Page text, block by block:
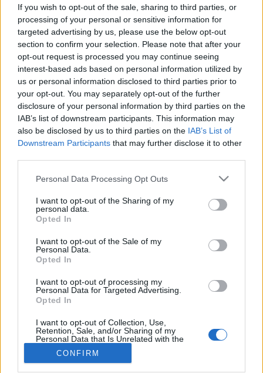
If you wish to opt-out of the sale, sharing to third parties, or
processing of your personal or sensitive information for
targeted advertising by us, please use the below opt-out
section to confirm your selection. Please note that after your
opt-out request is processed you may continue seeing
interest-based ads based on personal information utilized by
us or personal information disclosed to third parties prior to
your opt-out. You may separately opt-out of the further
disclosure of your personal information by third parties on the
IAB’s list of downstream participants. This information may
also be disclosed by us to third parties on the IAB’s List of
Downstream Participants that may further disclose it to other
Please note that this website/app uses one or more Google
not limited to your visit or usage behaviour. You may click to
grant or deny consent to Google and its third-party tags to
use your data for below specified purposes in below Google
consent section.
Personal Data Processing Opt Outs
I want to opt-out of the Sharing of my
personal data.
Opted In
I want to opt-out of the Sale of my
Personal Data.
Opted In
I want to opt-out of processing my
Personal Data for Targeted Advertising.
Opted In
I want to opt-out of Collection, Use,
Retention, Sale, and/or Sharing of my
Personal Data that Is Unrelated with the
Purposes for which it was collected.
Opted Out
CONFIRM
Betegségek